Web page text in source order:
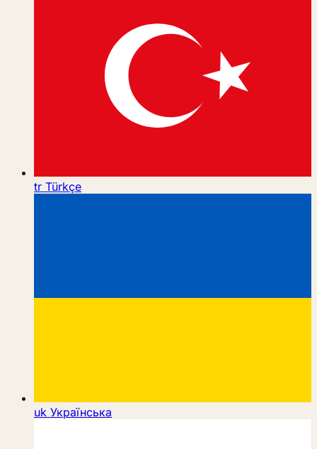
tr Türkçe
uk Українська